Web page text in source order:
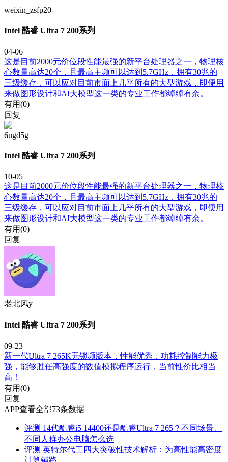
weixin_zsfp20
Intel 酷睿 Ultra 7 200系列
04-06
这是目前2000元价位段性能最强的新平台处理器之一，物理核
心数量高达20个，且最高主频可以达到5.7GHz，拥有30兆的
三级缓存，可以应对目前市面上几乎所有的大型游戏，即便用
来做图形设计和AI大模型这一类的专业工作都绰绰有余。
有用(0)
回复
6ugd5g
Intel 酷睿 Ultra 7 200系列
10-05
这是目前2000元价位段性能最强的新平台处理器之一，物理核
心数量高达20个，且最高主频可以达到5.7GHz，拥有30兆的
三级缓存，可以应对目前市面上几乎所有的大型游戏，即便用
来做图形设计和AI大模型这一类的专业工作都绰绰有余。
有用(0)
回复
老北风y
Intel 酷睿 Ultra 7 200系列
09-23
新一代Ultra 7 265K无锁频版本，性能优秀，功耗控制能力极
强，能够胜任高强度的数值模拟程序运行，当前性价比相当
高！
有用(0)
回复
APP查看全部73条数据
评测 14代酷睿i5 14400还是酷睿Ultra 7 265？不同场景、
不同人群办公电脑怎么选
评测 英特尔代工四大突破性技术解析：为高性能高密度
计算铺路